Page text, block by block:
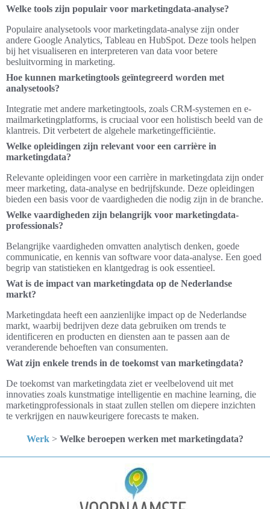
Welke tools zijn populair voor marketingdata-analyse?
Populaire analysetools voor marketingdata-analyse zijn onder
andere Google Analytics, Tableau en HubSpot. Deze tools helpen
bij het visualiseren en interpreteren van data voor betere
besluitvorming in marketing.
Hoe kunnen marketingtools geïntegreerd worden met
analysetools?
Integratie met andere marketingtools, zoals CRM-systemen en e-
mailmarketingplatforms, is cruciaal voor een holistisch beeld van de
klantreis. Dit verbetert de algehele marketingefficiëntie.
Welke opleidingen zijn relevant voor een carrière in
marketingdata?
Relevante opleidingen voor een carrière in marketingdata zijn onder
meer marketing, data-analyse en bedrijfskunde. Deze opleidingen
bieden een basis voor de vaardigheden die nodig zijn in de branche.
Welke vaardigheden zijn belangrijk voor marketingdata-
professionals?
Belangrijke vaardigheden omvatten analytisch denken, goede
communicatie, en kennis van software voor data-analyse. Een goed
begrip van statistieken en klantgedrag is ook essentieel.
Wat is de impact van marketingdata op de Nederlandse
markt?
Marketingdata heeft een aanzienlijke impact op de Nederlandse
markt, waarbij bedrijven deze data gebruiken om trends te
identificeren en producten en diensten aan te passen aan de
veranderende behoeften van consumenten.
Wat zijn enkele trends in de toekomst van marketingdata?
De toekomst van marketingdata ziet er veelbelovend uit met
innovaties zoals kunstmatige intelligentie en machine learning, die
marketingprofessionals in staat zullen stellen om diepere inzichten
te verkrijgen en nauwkeurigere forecasts te maken.
Werk > Welke beroepen werken met marketingdata?